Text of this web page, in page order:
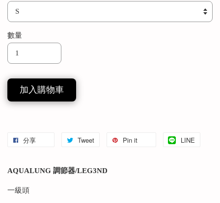
數量
加入購物車
分享 Tweet Pin it LINE
AQUALUNG 調節器/LEG3ND
一級頭